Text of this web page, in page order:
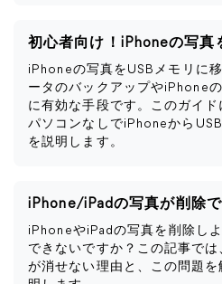
iPhoneの写真をUSBメモリに
ータのバックアップやiPhone
に有効な手段です。このガイ
パソコンなしでiPhoneから
を説明します。
iPhoneやiPadの写真を削除し
できないですか？この記事で
が消せない理由と、この問題